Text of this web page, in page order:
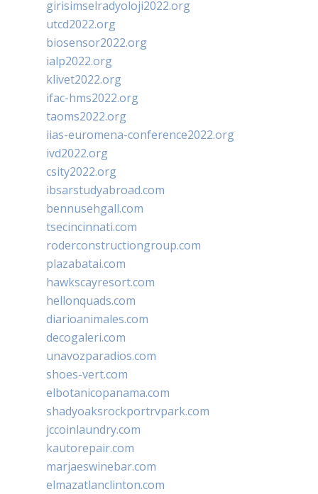
girisimselradyoloji2022.org
utcd2022.org
biosensor2022.org
ialp2022.org
klivet2022.org
ifac-hms2022.org
taoms2022.org
iias-euromena-conference2022.org
ivd2022.org
csity2022.org
ibsarstudyabroad.com
bennusehgall.com
tsecincinnati.com
roderconstructiongroup.com
plazabatai.com
hawkscayresort.com
hellonquads.com
diarioanimales.com
decogaleri.com
unavozparadios.com
shoes-vert.com
elbotanicopanama.com
shadyoaksrockportrvpark.com
jccoinlaundry.com
kautorepair.com
marjaeswinebar.com
elmazatlanclinton.com